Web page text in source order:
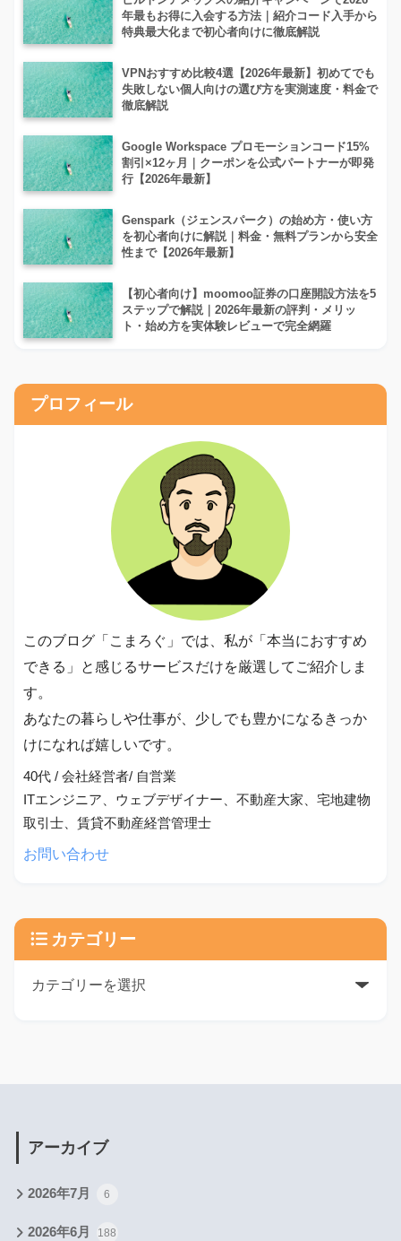
年最もお得に入会する方法｜紹介コード入手から
特典最大化まで初心者向けに徹底解説
VPNおすすめ比較4選【2026年最新】初めてでも
失敗しない個人向けの選び方を実測速度・料金で
徹底解説
Google Workspace プロモーションコード15%
割引×12ヶ月｜クーポンを公式パートナーが即発
行【2026年最新】
Genspark（ジェンスパーク）の始め方・使い方
を初心者向けに解説｜料金・無料プランから安全
性まで【2026年最新】
【初心者向け】moomoo証券の口座開設方法を5
ステップで解説｜2026年最新の評判・メリッ
ト・始め方を実体験レビューで完全網羅
プロフィール
このブログ「こまろぐ」では、私が「本当におすすめ
できる」と感じるサービスだけを厳選してご紹介しま
す。
あなたの暮らしや仕事が、少しでも豊かになるきっか
けになれば嬉しいです。
40代 / 会社経営者/ 自営業
ITエンジニア、ウェブデザイナー、不動産大家、宅地建物
取引士、賃貸不動産経営管理士
お問い合わせ
カテゴリー
アーカイブ
2026年7月 6
2026年6月 188